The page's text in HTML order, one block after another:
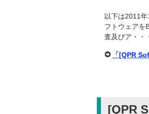
以下は2011
フトウェアを
査及びア・・
「[QPR
[QPR